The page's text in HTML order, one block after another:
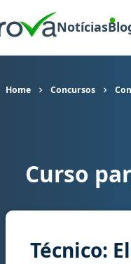
Notícias
Home Concursos
Curso para concurso
Curso
Técnico: